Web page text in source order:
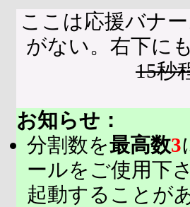
ここは応援バナ
がない。右下に
15秒
お知らせ：
分割数を最高数3
ールをご使用下
起動することが